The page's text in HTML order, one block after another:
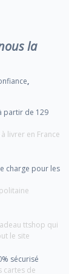
la
,
partir de 129
livrer en France
charge pour les
ttshop qui
le site
sécurisé
cartes de